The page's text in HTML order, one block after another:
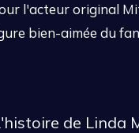
l'acteur original
bien-aimée du
de Linda